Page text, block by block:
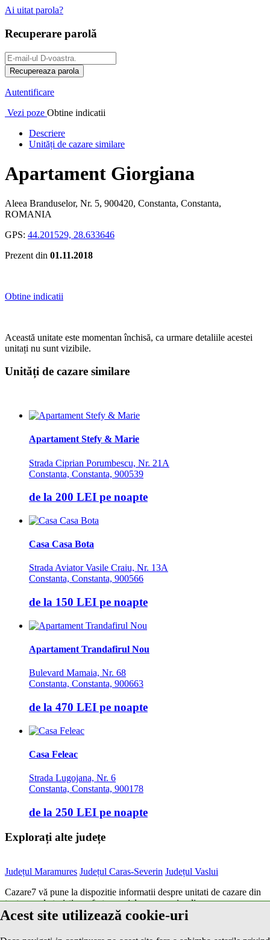
Acest site utilizează cookie-uri
Ai uitat parola?
Recuperare parolă
Autentificare
Vezi poze Obtine indicatii
Descriere
Unități de cazare similare
Apartament Giorgiana
Aleea Branduselor, Nr. 5, 900420, Constanta, Constanta,
ROMANIA
GPS: 44.201529, 28.633646
Prezent din 01.11.2018
Obtine indicatii
Această unitate este momentan închisă, ca urmare detaliile acestei
unitați nu sunt vizibile.
Unități de cazare similare
Apartament Stefy & Marie
Strada Ciprian Porumbescu, Nr. 21A
Constanta, Constanta, 900539
de la 200 LEI pe noapte
Casa Casa Bota
Strada Aviator Vasile Craiu, Nr. 13A
Constanta, Constanta, 900566
de la 150 LEI pe noapte
Apartament Trandafirul Nou
Bulevard Mamaia, Nr. 68
Constanta, Constanta, 900663
de la 470 LEI pe noapte
Casa Feleac
Strada Lugojana, Nr. 6
Constanta, Constanta, 900178
de la 250 LEI pe noapte
Explorați alte județe
Județul Maramures Județul Caras-Severin Județul Vaslui
Cazare7 vă pune la dispozitie informatii despre unitati de cazare din
toate zonele turistice, oferte speciale, rezervari online.
Utilizand acest serviciu inseamna ca sunteti de acord cu